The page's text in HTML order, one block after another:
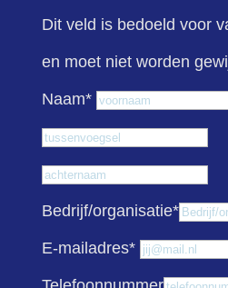
Dit veld is bedoeld voor
en moet niet worden
Naam*
Bedrijf/organisatie*
E-mailadres*